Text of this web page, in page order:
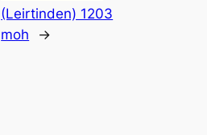
(Leirtinden) 1203
moh
→